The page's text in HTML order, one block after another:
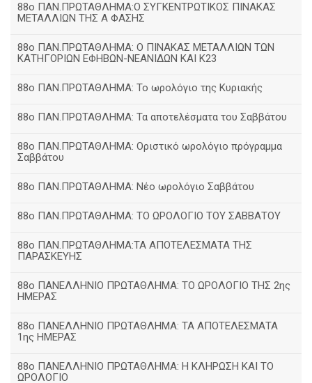
88ο ΠΑΝ.ΠΡΩΤΑΘΛΗΜΑ:Ο ΣΥΓΚΕΝΤΡΩΤΙΚΟΣ ΠΙΝΑΚΑΣ
ΜΕΤΑΛΛΙΩΝ ΤΗΣ Α ΦΑΣΗΣ
88ο ΠΑΝ.ΠΡΩΤΑΘΛΗΜΑ: Ο ΠΙΝΑΚΑΣ ΜΕΤΑΛΛΙΩΝ ΤΩΝ
ΚΑΤΗΓΟΡΙΩΝ ΕΦΗΒΩΝ-ΝΕΑΝΙΔΩΝ ΚΑΙ Κ23
88ο ΠΑΝ.ΠΡΩΤΑΘΛΗΜΑ: Το ωρολόγιο της Κυριακής
88ο ΠΑΝ.ΠΡΩΤΑΘΛΗΜΑ: Τα αποτελέσματα του Σαββάτου
88ο ΠΑΝ.ΠΡΩΤΑΘΛΗΜΑ: Οριστικό ωρολόγιο πρόγραμμα
Σαββάτου
88ο ΠΑΝ.ΠΡΩΤΑΘΛΗΜΑ: Νέο ωρολόγιο Σαββάτου
88ο ΠΑΝ.ΠΡΩΤΑΘΛΗΜΑ: ΤΟ ΩΡΟΛΟΓΙΟ ΤΟΥ ΣΑΒΒΑΤΟΥ
88ο ΠΑΝ.ΠΡΩΤΑΘΛΗΜΑ:ΤΑ ΑΠΟΤΕΛΕΣΜΑΤΑ ΤΗΣ
ΠΑΡΑΣΚΕΥΗΣ
88ο ΠΑΝΕΛΛΗΝΙΟ ΠΡΩΤΑΘΛΗΜΑ: ΤΟ ΩΡΟΛΟΓΙΟ ΤΗΣ 2ης
ΗΜΕΡΑΣ
88ο ΠΑΝΕΛΛΗΝΙΟ ΠΡΩΤΑΘΛΗΜΑ: ΤΑ ΑΠΟΤΕΛΕΣΜΑΤΑ
1ης ΗΜΕΡΑΣ
88ο ΠΑΝΕΛΛΗΝΙΟ ΠΡΩΤΑΘΛΗΜΑ: Η ΚΛΗΡΩΣΗ ΚΑΙ ΤΟ
ΩΡΟΛΟΓΙΟ